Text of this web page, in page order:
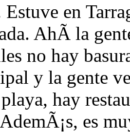
en
AhÃ­ la
no hay
y la gente
hay
es